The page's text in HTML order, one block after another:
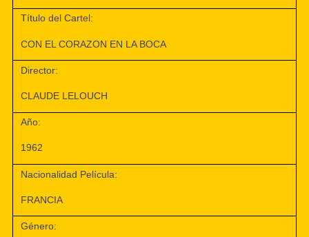
Título del Cartel:
CON EL CORAZON EN LA BOCA
Director:
CLAUDE LELOUCH
Año:
1962
Nacionalidad Película:
FRANCIA
Género: